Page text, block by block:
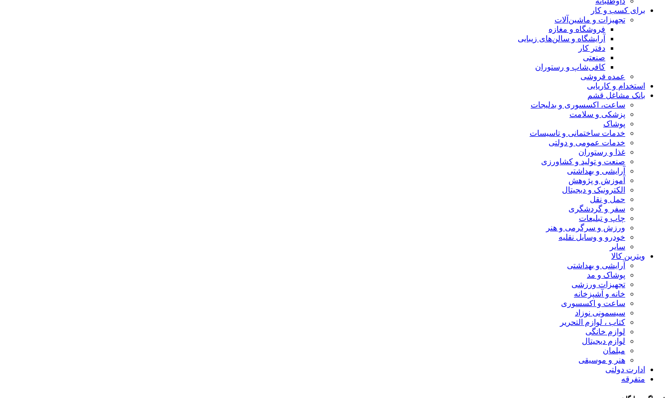
برای کسب و کار
تجهیزات و ماشین‌آلات
فروشگاه و مغازه
آرایشگاه و سالن‌های زیبایی
دفتر کار
صنعتی
کافی‌شاپ و رستوران
عمده فروشی
استخدام و کاریابی
بانک مشاغل قشم
ساعت، اکسسوری و بدلیجات
پزشکی و سلامت
پوشاک
خدمات ساختمانی و تاسیسات
خدمات عمومی و دولتی
غذا و رستوران
صنعت و تولید و کشاورزی
آرایشی و بهداشتی
آموزش و پژوهش
الکترونیک و دیجیتال
حمل و نقل
سفر و گردشگری
چاپ و تبلیعات
ورزش و سرگرمی و هنر
خودرو و وسایل نقلیه
سایر
ویترین کالا
آرایشی و بهداشتی
پوشاک و مد
تجهیزات ورزشی
خانه و آشپزخانه
ساعت و اکسسوری
سیسمونی نوزاد
کتاب ، لوازم التحریر
لوازم خانگی
لوازم دیجیتال
مبلمان
هنر و موسیقی
ادارت دولتی
متفرقه